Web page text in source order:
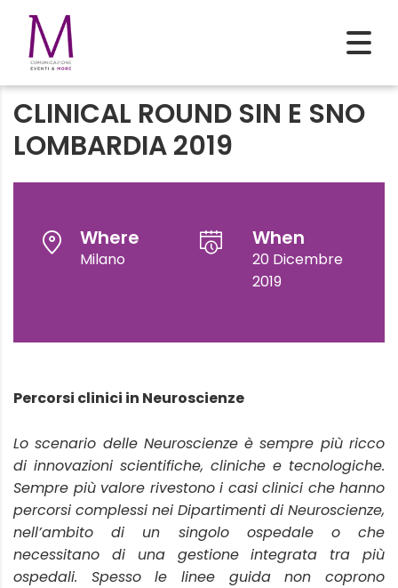
CLINICAL ROUND SIN E SNO
LOMBARDIA 2019
Where
Milano
When
20 Dicembre
2019
Percorsi clinici in Neuroscienze
Lo scenario delle Neuroscienze è sempre più ricco
di innovazioni scientifiche, cliniche e tecnologiche.
Sempre più valore rivestono i casi clinici che hanno
percorsi complessi nei Dipartimenti di Neuroscienze,
nell’ambito di un singolo ospedale o che
necessitano di una gestione integrata tra più
ospedali. Spesso le linee guida non coprono